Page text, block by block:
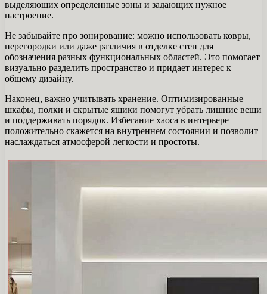
выделяющих определенные зоны и задающих нужное
настроение.
Не забывайте про зонирование: можно использовать ковры,
перегородки или даже различия в отделке стен для
обозначения разных функциональных областей. Это помогает
визуально разделить пространство и придает интерес к
общему дизайну.
Наконец, важно учитывать хранение. Оптимизированные
шкафы, полки и скрытые ящики помогут убрать лишние вещи
и поддерживать порядок. Избегание хаоса в интерьере
положительно скажется на внутреннем состоянии и позволит
наслаждаться атмосферой легкости и простоты.